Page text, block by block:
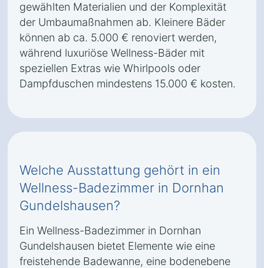
gewählten Materialien und der Komplexität
der Umbaumaßnahmen ab. Kleinere Bäder
können ab ca. 5.000 € renoviert werden,
während luxuriöse Wellness-Bäder mit
speziellen Extras wie Whirlpools oder
Dampfduschen mindestens 15.000 € kosten.
Welche Ausstattung gehört in ein
Wellness-Badezimmer in Dornhan
Gundelshausen?
Ein Wellness-Badezimmer in Dornhan
Gundelshausen bietet Elemente wie eine
freistehende Badewanne, eine bodenebene